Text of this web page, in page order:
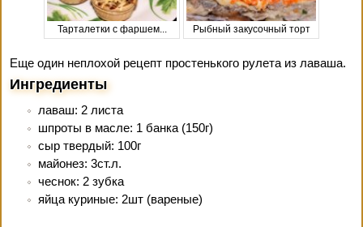
Тарталетки с фаршем... Рыбный закусочный торт
Еще один неплохой рецепт простенького рулета из лаваша.
Ингредиенты
лаваш: 2 листа
шпроты в масле: 1 банка (150г)
сыр твердый: 100г
майонез: 3ст.л.
чеснок: 2 зубка
яйца куриные: 2шт (вареные)